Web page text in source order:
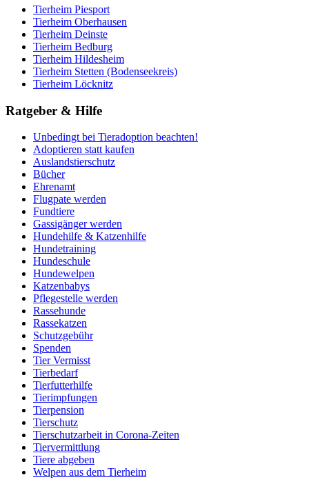
Tierheim Piesport
Tierheim Oberhausen
Tierheim Deinste
Tierheim Bedburg
Tierheim Hildesheim
Tierheim Stetten (Bodenseekreis)
Tierheim Löcknitz
Ratgeber & Hilfe
Unbedingt bei Tieradoption beachten!
Adoptieren statt kaufen
Auslandstierschutz
Bücher
Ehrenamt
Flugpate werden
Fundtiere
Gassigänger werden
Hundehilfe & Katzenhilfe
Hundetraining
Hundeschule
Hundewelpen
Katzenbabys
Pflegestelle werden
Rassehunde
Rassekatzen
Schutzgebühr
Spenden
Tier Vermisst
Tierbedarf
Tierfutterhilfe
Tierimpfungen
Tierpension
Tierschutz
Tierschutzarbeit in Corona-Zeiten
Tiervermittlung
Tiere abgeben
Welpen aus dem Tierheim